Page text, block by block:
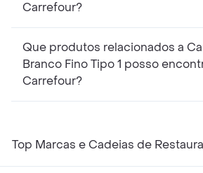
Carrefour?
Que produtos relacionados a
Branco Fino Tipo 1 posso
Carrefour?
Top Marcas e Cadeias de